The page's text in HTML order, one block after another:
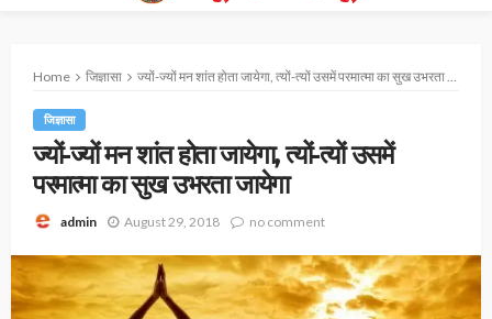
Home जिज्ञासा ज्यों-ज्यों मन शांत होता जायेगा, त्यों-त्यों उसमें परमात्मा का सुख उभरता जायेगा
जिज्ञासा
ज्यों-ज्यों मन शांत होता जायेगा, त्यों-त्यों उसमें
परमात्मा का सुख उभरता जायेगा
admin August 29, 2018 no comment